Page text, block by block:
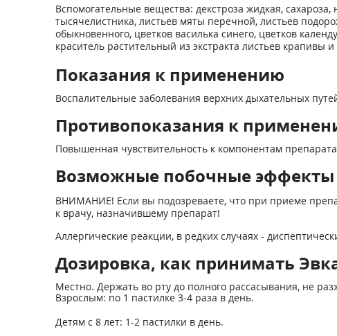
Вспомогательные вещества: декстроза жидкая,
тысячелистника, листьев мяты перечной, листьев
обыкновенного, цветков василька синего, цветков
краситель растительный из экстракта листьев крапивы
Показания к применению
Воспалительные заболевания верхних дыхательных
Противопоказания к
Повышенная чувствительность к компонентам
Возможные побочные эффекты
ВНИМАНИЕ! Если вы подозреваете, что при приеме
к врачу, назначившему препарат!
Аллергические реакции, в редких случаях -
Дозировка, как принимать
Местно. Держать во рту до полного рассасывания, не
Взрослым: по 1 пастилке 3-4 раза в день.
Детям с 8 лет: 1-2 пастилки в день.